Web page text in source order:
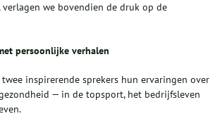
verlagen we bovendien de druk op de
persoonlijke verhalen
inspirerende sprekers hun ervaringen over
— in de topsport, het bedrijfsleven